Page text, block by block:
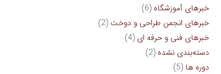
خبرهای آموزشگاه (6)
خبرهای انجمن طراحی و دوخت (2)
خبرهای فنی و حرفه ای (4)
دسته‌بندی نشده (2)
دوره ها (5)